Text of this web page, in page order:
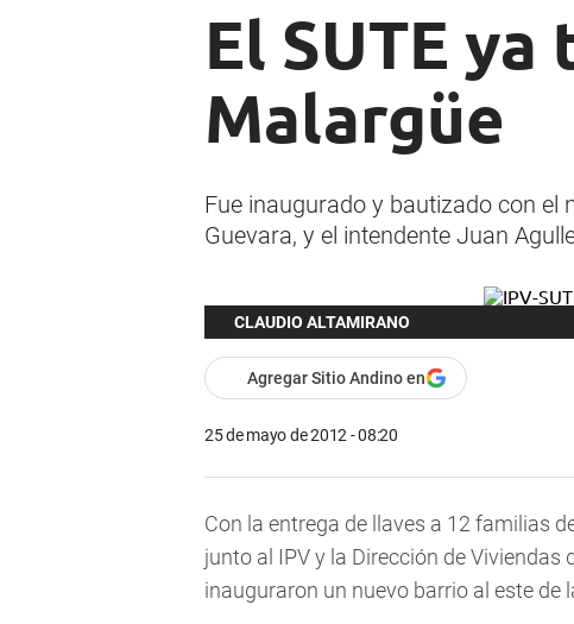
El SUTE
Malargüe
Fue inaugurado y bautizado con el
Guevara, y el intendente Juan
CLAUDIO ALTAMIRANO
Agregar Sitio Andino en
25 de mayo de 2012 - 08:20
Con la entrega de llaves a 12 familias
junto al IPV y la Dirección de
inauguraron un nuevo barrio al este de